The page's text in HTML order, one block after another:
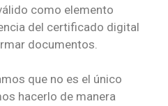
como elemento
del certificado digital
documentos.
que no es el único
hacerlo de manera